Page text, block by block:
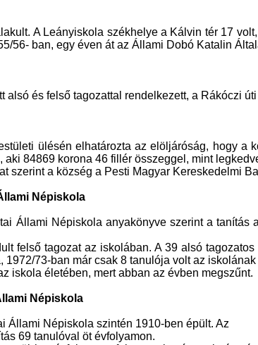
A Leányiskola székhelye a Kálvin tér 17
56- ban, egy éven át az Állami Dobó Katalin
és felső tagozattal rendelkezett, a Rákóczi
ülésén elhatározta az elöljáróság, hogy a
84869 korona 46 fillér összeggel, mint
szerint a község a Pesti Magyar Kereskedelmi
Népiskola
Állami Népiskola anyakönyve szerint a
felső tagozat az iskolában. A 39 alsó
1972/73-ban már csak 8 tanulója volt az iskolának
iskola életében, mert abban az évben megszűnt.
Népiskola
Állami Népiskola szintén 1910-ben épült. Az
69 tanulóval öt évfolyamon.